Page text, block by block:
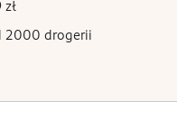
zł
2000 drogerii